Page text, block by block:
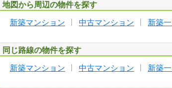
地図から周辺の物件を探す
新築マンション 中古マンション 新築
同じ路線の物件を探す
新築マンション 中古マンション 新築